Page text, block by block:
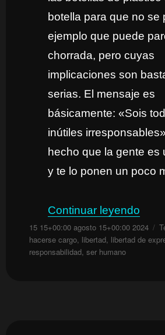
botella para que no se
ejemplo que puede
chorrada, pero cuyas
implicaciones son
serias. El mensaje es
básicamente: «Sois
inútiles
hecho que la gente es
y te lo ponen un poco
Continuar leyendo
Publicado
el
15 15+00:00 agosto 15+00:00 2024
hacerse cargo, libertad, libertad de
responsabilidad, ser humano